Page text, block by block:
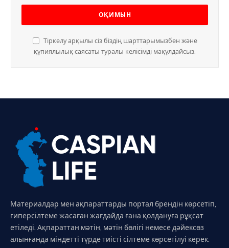
Тіркелу арқылы сіз біздің шарттарымызбен және
құпиялылық саясаты туралы келісімді мақұлдайсыз.
Материалдар мен ақпараттарды портал брендін көрсетіп,
гиперсілтеме жасаған жағдайда ғана қолдануға рұқсат
етіледі. Ақпараттан мәтін, мәтін бөлігі немесе дәйексөз
алынғанда міндетті түрде тиісті сілтеме көрсетілуі керек.